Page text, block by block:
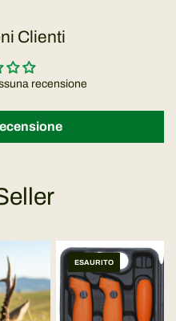
Clienti
recensione
ESAURITO